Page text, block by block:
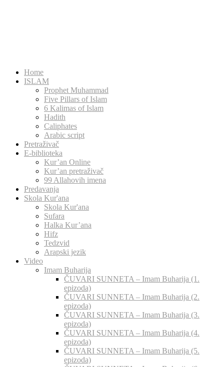
Home
ISLAM
Prophet Muhammad
Five Pillars of Islam
6 Kalimas of Islam
Hadith
Caliphates
Arabic script
Pretraživač
E-biblioteka
Kur’an Online
Kur’an pretraživač
99 Allahovih imena
Predavanja
Skola Kur'ana
Skola Kur'ana
Sufara
Halka Kur’ana
Hifz
Tedzvid
Arapski jezik
Video
Imam Buharija
ČUVARI SUNNETA – Imam Buharija (1.
epizoda)
ČUVARI SUNNETA – Imam Buharija (2.
epizoda)
ČUVARI SUNNETA – Imam Buharija (3.
epizoda)
ČUVARI SUNNETA – Imam Buharija (4.
epizoda)
ČUVARI SUNNETA – Imam Buharija (5.
epizoda)